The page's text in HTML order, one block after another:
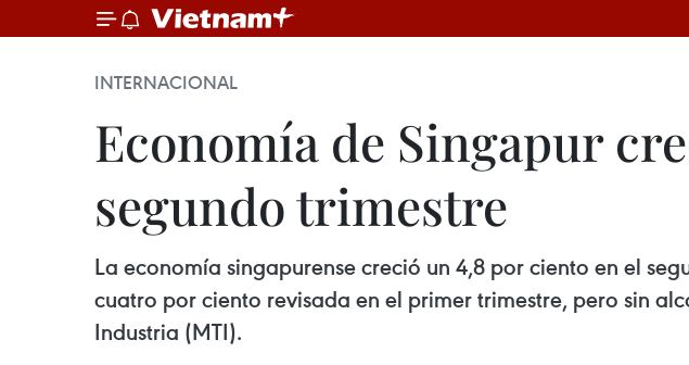
INTERNACIONAL
Economía de Singapur
segundo trimestre
La economía singapurense creció un 4,8 por ciento en el
cuatro por ciento revisada en el primer trimestre, pero sin
Industria (MTI).